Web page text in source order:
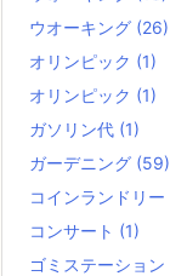
ウオーキング (26)
オリンピック (1)
オリンピック (1)
ガソリン代 (1)
ガーデニング (59)
コインランドリー
コンサート (1)
ゴミステーション